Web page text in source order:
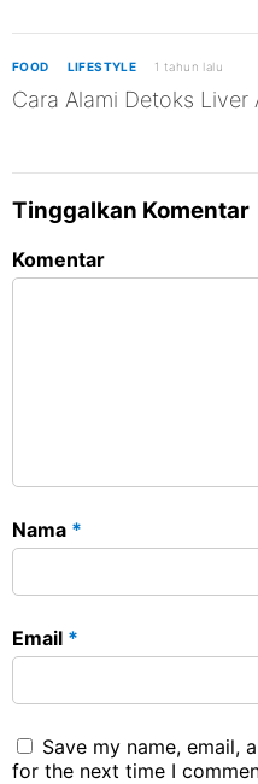
FOOD LIFESTYLE 1 tahun lalu
Cara Alami Detoks Liver
Tinggalkan Komentar
Komentar
Nama *
Email *
Save my name, email,
for the next time I